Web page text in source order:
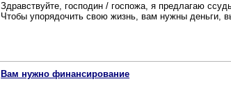
Здравствуйте, господин / госпожа, я предлагаю
Чтобы упорядочить свою жизнь, вам нужны деньги,
Вам нужно финансирование